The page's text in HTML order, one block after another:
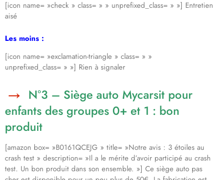
[icon name= »check » class= » » unprefixed_class= » »] Entretien
aisé
Les moins :
[icon name= »exclamation-triangle » class= » »
unprefixed_class= » »] Rien à signaler
N°3 – Siège auto Mycarsit pour
enfants des groupes 0+ et 1 : bon
produit
[amazon box= »B0161QCEJG » title= »Notre avis : 3 étoiles au
crash test » description= »Il a le mérite d’avoir participé au crash
test. Un bon produit dans son ensemble. »] Ce siège auto pas